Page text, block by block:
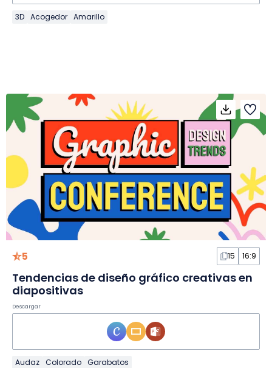
3D Acogedor Amarillo
5 15 16:9
Tendencias de diseño gráfico creativas en
diapositivas
Descargar
Audaz Colorado Garabatos